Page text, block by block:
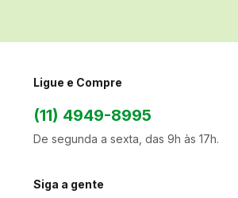
Ligue e Compre
(11) 4949-8995
De segunda a sexta, das 9h às 17h.
Siga a gente